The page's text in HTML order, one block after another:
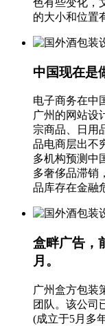
色有些变化，
的大小和位置
中国现在是
电子商务在中
广州的网站设
宗商品、日用
品电商层出不
多机构预测中
多奢侈品滞销
品库存在金融
盒畔广告，
月。
广州盒方包装
团队。该公司
(成立于5月多